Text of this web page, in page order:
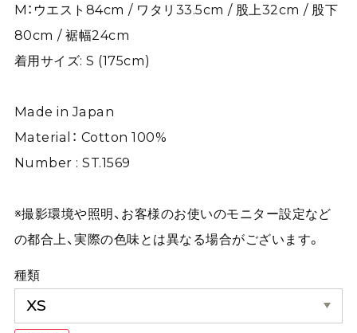
M：ウエスト84cm / ワタリ33.5cm / 股上32cm / 股下
80cm / 裾幅24cm
着用サイズ: S (175cm)
Made in Japan
Material： Cotton 100%
Number : ST.1569
※撮影環境や照明、お客様のお使いのモニター設定など
の都合上、実際の色味とは異なる場合がございます。
種類